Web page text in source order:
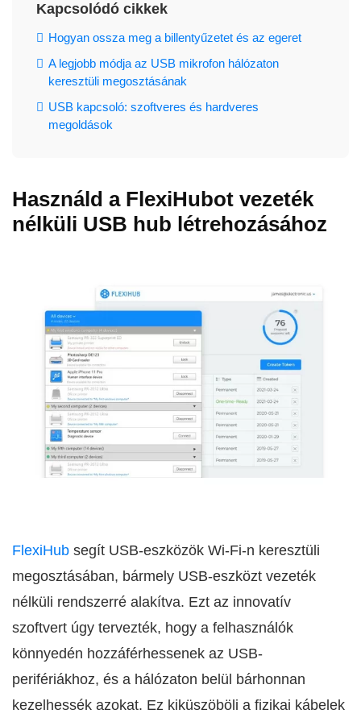
Kapcsolódó cikkek
Hogyan ossza meg a billentyűzetet és az egeret
A legjobb módja az USB mikrofon hálózaton
keresztüli megosztásának
USB kapcsoló: szoftveres és hardveres
megoldások
Használd a FlexiHubot vezeték
nélküli USB hub létrehozásához
FlexiHub segít USB-eszközök Wi-Fi-n keresztüli
megosztásában, bármely USB-eszközt vezeték
nélküli rendszerré alakítva. Ezt az innovatív
szoftvert úgy tervezték, hogy a felhasználók
könnyedén hozzáférhessenek az USB-
perifériákhoz, és a hálózaton belül bárhonnan
kezelhessék azokat. Ez kiküszöböli a fizikai kábelek